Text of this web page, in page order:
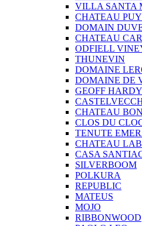
VILLA SANTA
CHATEAU
DOMAIN
CHATEAU
ODFIELL
THUNEVIN
DOMAINE
DOMAINE DE
GEOFF HARDY
CHATEAU
CLOS DU
TENUTE
CHATEAU
CASA
SILVERBOOM
POLKURA
REPUBLIC
MATEUS
MOJO
RIBBONWOOD